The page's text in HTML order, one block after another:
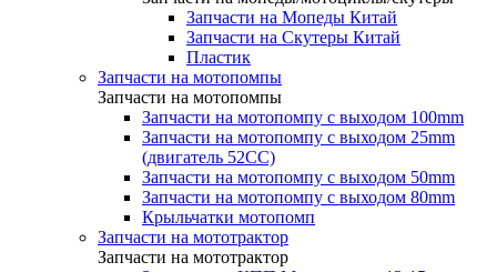
Запчасти на Мопеды Китай
Запчасти на Скутеры Китай
Пластик
Запчасти на мотопомпы
Запчасти на мотопомпы
Запчасти на мотопомпу с выходом 100mm
Запчасти на мотопомпу с выходом 25mm
(двигатель 52CC)
Запчасти на мотопомпу с выходом 50mm
Запчасти на мотопомпу с выходом 80mm
Крыльчатки мотопомп
Запчасти на мототрактор
Запчасти на мототрактор